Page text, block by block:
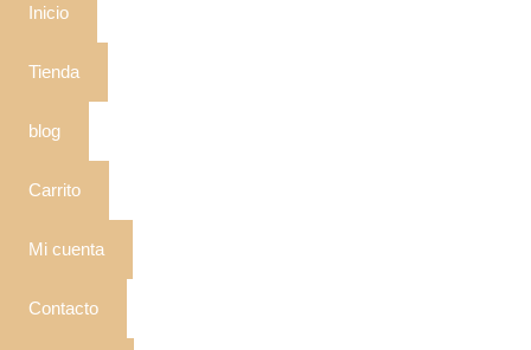
Inicio
Tienda
blog
Carrito
Mi cuenta
Contacto